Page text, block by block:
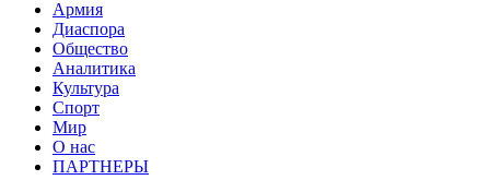
Армия
Диаспора
Общество
Аналитика
Культура
Спорт
Мир
О нас
ПАРТНЕРЫ